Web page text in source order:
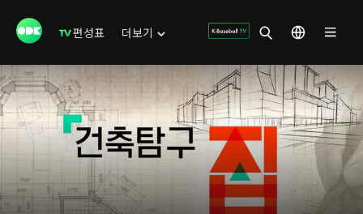
편성표 더보기